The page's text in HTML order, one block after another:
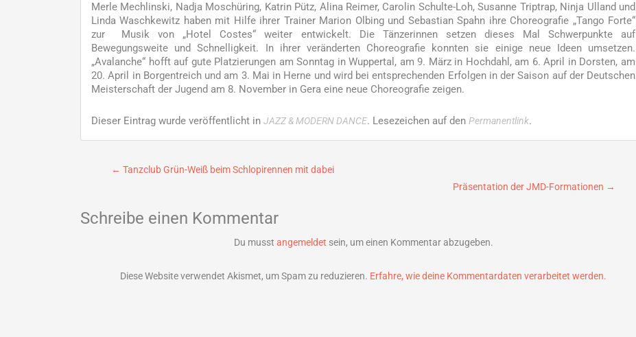
Merle Mechlinski, Nadja Moschüring, Katrin Pütz, Alina Reimer, Carolin Schulte-Loh, Susanne Triptrap, Ninja Ulland und
Linda Waschkewitz haben mit Hilfe ihrer Trainer Marion Olbing und Sebastian Spahn ihre Choreografie „Tango Forte“
zur Musik von „Hotel Costes“ weiter entwickelt. Die Tänzerinnen setzen dieses Mal Schwerpunkte auf
Bewegungsweite und Schnelligkeit. In ihrer veränderten Choreografie konnten sie einige neue Ideen umsetzen.
„Avalanche“ hofft auf gute Platzierungen am Sonntag in Wuppertal, am 9. März in Hochdahl, am 6. April in Dorsten, am
20. April in Borgentreich und am 3. Mai in Herne und wird bei entsprechenden Erfolgen in der Saison auf der Deutschen
Meisterschaft der Jugend am 8. November in Gera eine neue Choreografie zeigen.
Dieser Eintrag wurde veröffentlicht in JAZZ & MODERN DANCE. Lesezeichen auf den Permanentlink.
Beitragsnavigation
← Tanzclub Grün-Weiß beim Schlopirennen mit dabei
Präsentation der JMD-Formationen →
Schreibe einen Kommentar
Du musst angemeldet sein, um einen Kommentar abzugeben.
Diese Website verwendet Akismet, um Spam zu reduzieren. Erfahre, wie deine Kommentardaten verarbeitet werden.